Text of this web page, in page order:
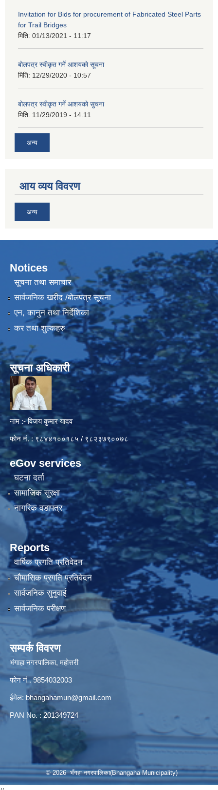
Invitation for Bids for procurement of Fabricated Steel Parts
for Trail Bridges
मिति: 01/13/2021 - 11:17
बोलपत्र स्वीकृत गर्ने आशयको सूचना
मिति: 12/29/2020 - 10:57
बोलपत्र स्वीकृत गर्ने आशयको सुचना
मिति: 11/29/2019 - 14:11
अन्य
आय व्यय विवरण
अन्य
Notices
सूचना तथा समाचार
सार्वजनिक खरीद /बोलपत्र सूचना
एन, कानुन तथा निर्देशिका
कर तथा शुल्कहरु
सूचना अधिकारी
नाम :- विजय कुमार यादव
फोन नं. : ९८४४१००१८५ / ९८२३७९००७८
eGov services
घटना दर्ता
सामाजिक सुरक्षा
नागरिक वडापत्र
Reports
वार्षिक प्रगति प्रतिवेदन
चौमासिक प्रगति प्रतिवेदन
सार्वजनिक सुनुवाई
सार्वजनिक परीक्षण
सम्पर्क विवरण
भंगाहा नगरपालिका, महोत्तरी
फोन नं . 9854032003
ईमेल: bhangahamun@gmail.com
PAN No. : 201349724
© 2026 भँगहा नगरपालिका(Bhangaha Municipality)